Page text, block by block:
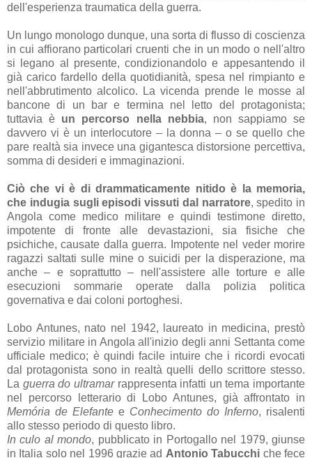
dell'esperienza traumatica della guerra.
Un lungo monologo dunque, una sorta di flusso di coscienza
in cui affiorano particolari cruenti che in un modo o nell'altro
si legano al presente, condizionandolo e appesantendo il
già carico fardello della quotidianità, spesa nel rimpianto e
nell'abbrutimento alcolico. La vicenda prende le mosse al
bancone di un bar e termina nel letto del protagonista;
tuttavia è un percorso nella nebbia, non sappiamo se
davvero vi è un interlocutore – la donna – o se quello che
pare realtà sia invece una gigantesca distorsione percettiva,
somma di desideri e immaginazioni.
Ciò che vi è di drammaticamente nitido è la memoria,
che indugia sugli episodi vissuti dal narratore, spedito in
Angola come medico militare e quindi testimone diretto,
impotente di fronte alle devastazioni, sia fisiche che
psichiche, causate dalla guerra. Impotente nel veder morire
ragazzi saltati sulle mine o suicidi per la disperazione, ma
anche – e soprattutto – nell'assistere alle torture e alle
esecuzioni sommarie operate dalla polizia politica
governativa e dai coloni portoghesi.
Lobo Antunes, nato nel 1942, laureato in medicina, prestò
servizio militare in Angola all'inizio degli anni Settanta come
ufficiale medico; è quindi facile intuire che i ricordi evocati
dal protagonista sono in realtà quelli dello scrittore stesso.
La guerra do ultramarrappresenta infatti un tema importante
nel percorso letterario di Lobo Antunes, già affrontato in
Memória de Elefante e Conhecimento do Inferno, risalenti
allo stesso periodo di questo libro.
In culo al mondo, pubblicato in Portogallo nel 1979, giunse
in Italia solo nel 1996 grazie ad Antonio Tabucchi che fece